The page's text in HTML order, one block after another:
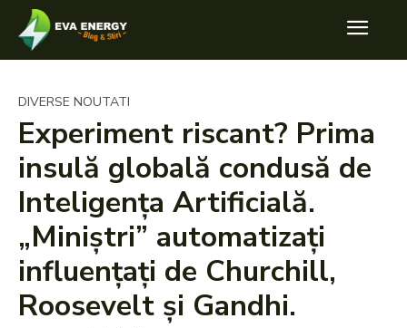
DIVERSE NOUTATI
Experiment riscant? Prima
insulă globală condusă de
Inteligența Artificială.
„Miniștri” automatizați
influențați de Churchill,
Roosevelt și Gandhi.